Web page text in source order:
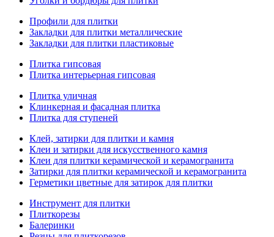
Профили для плитки
Закладки для плитки металлические
Закладки для плитки пластиковые
Плитка гипсовая
Плитка интерьерная гипсовая
Плитка уличная
Клинкерная и фасадная плитка
Плитка для ступеней
Клей, затирки для плитки и камня
Клеи и затирки для искусственного камня
Клеи для плитки керамической и керамогранита
Затирки для плитки керамической и керамогранита
Герметики цветные для затирок для плитки
Инструмент для плитки
Плиткорезы
Балеринки